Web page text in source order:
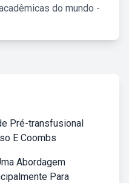
do mundo -
Pré-transfusional
E Coombs
Abordagem
Para